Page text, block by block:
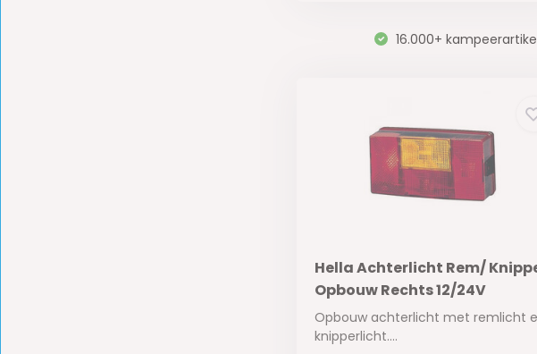
16.000+
Hella Achterlicht Rem/
Opbouw Rechts 12/24V
Opbouw achterlicht met remlicht
knipperlicht....